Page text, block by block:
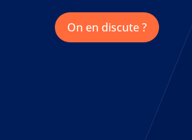
On en discute ?